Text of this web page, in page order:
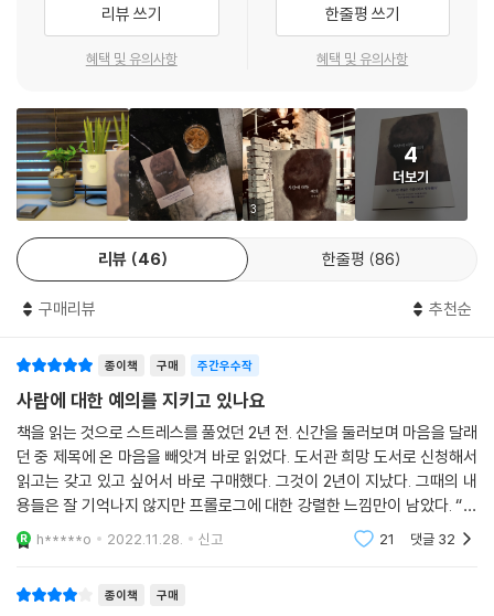
다. 다시 생각해보자. 개겨서 과연 달라지는 게 없는가. 달라지는 게 분명히
있다. 개기는 사람 자신이다. 개기면서 결심이 단단해지고 확고해진다. 다
시 싸워야 할 때 웬만한 충격엔 흔들리지 않는다. 실패의 의미도 달라진다.
---「지더라도 개기면 달라지는 것들」중에서
“너무 바빠서 ‘생각을 못 하는’ 측면도 있지만, 생각을 하면 괴로워지기 때
문에 ‘생각을 안 하게’ 된다. 생각을 하면 그 조직에서 살아남을 수가 없는
것이다. 내부 평가나 승진과 관련 없는 ‘쓸 데 없는 생각’은 하지 말아야 일
을 잘할 수 있고, 살아남을 수 있다.”
---「좀비공정」중에서
예기치 않은 상황으로 일순 기준이 무너진다 해도 괴로워하며 다시 그 기
준을 일으켜 세운다. 자기 기준이 없는 사람은 늘 정리되지 않은 삶을 살 수
밖에 없다. 무슨 일이 일어나면 그 상황에 맞춰 우왕좌왕할 수밖에 없다. 자
기가 한 행동에 기준을 맞춰갈 수밖에 없다.”
---「하찮아지느니 불편해지려고 한다」중에서
“나는 얼마나 한심한 인간인가. 돈 몇 푼에 치사해지고, 팔은 안으로 굽고,
힘 있는 자에게 비굴한 얼굴이 되기 일쑤다. 아는 얼굴이 보이지 않는 곳에
격을 착한 것으로 착각하고, 무책임함을 너그러움으로 포장하며, 무관심
을 배려로, 간섭을 친절로 기만한다.”
남의 잘못은 중요하고 나의 허물은 대수롭지 않다고 여기는 나를, 다른 이
의 막말엔 민감하게 반응하면서 “웃자고 하는 소리”로 남들을 불쾌하게 만
드는 나를, 무시(無時)로 반칙하며 살면서도 세상엔 원칙의 청진기를 대
는 나를 이제 되돌아보자고 권석천은 책 전반을 통해 제안한다.
“인간의 비극은 스스로를 믿기 시작할 때부터 출발한다”는 저자의 이야기
끄러움과 위선을 낯선 시선으로 바라보고 성찰한다. 이를 통해 독자에게도
주위를 환기하고 지금의 자리와 태도를 되돌아보게 이끈다.
“우리는 지금 잘못된 상식과 편견 위에서 살아가고 있다”
영화와 드라마, 소설 속 이야기로 본 한국 사회 희비극
권석천은 우리가 살고 있는 ‘지금 이곳’을 수시로 의심해보길 권한다. “그
놈은 그냥 미끼를 던져분 것이고 자네 딸내미는 고것을 확 물어분 것이여.”
영화 [곡성]의 한 대사를 실마리 삼아 우리 사회가 당연시해온 치부 하나
를 어릿하게 보여준다. 이야기 속의 주인공 혹은 방관자는 저자 혹은 우리
리뷰 쓰기
혜택 및 유의사항
한줄평 쓰기
혜택 및 유의사항
3
4
더보기
리뷰 46 한줄평 86
구매리뷰 추천순
종이책 구매 주간우수작
사람에 대한 예의를 지키고 있나요
책을 읽는 것으로 스트레스를 풀었던 2년 전. 신간을 둘러보며 마음을 달래
던 중 제목에 온 마음을 빼앗겨 바로 읽었다. 도서관 희망 도서로 신청해서
읽고는 갖고 있고 싶어서 바로 구매했다. 그것이 2년이 지났다. 그때의 내
용들은 잘 기억나지 않지만 프롤로그에 대한 강렬한 느낌만이 남았다. “나
정도면 괜찮은 사람이라고 생각했다” 네팔 셰르파와의 경험을 쓴 내용이
책의 주
h*****o 2022.11.28. 신고 21 댓글 32
종이책 구매